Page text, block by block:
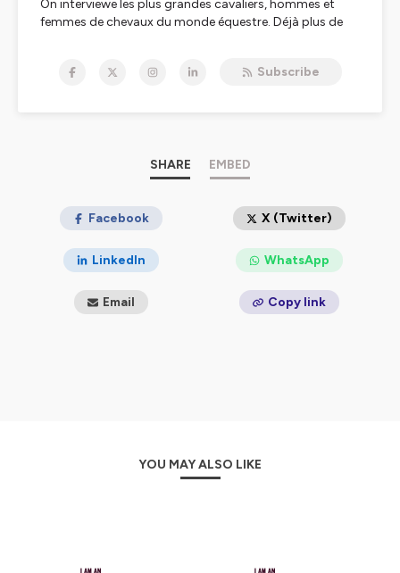
On interviewe les plus grandes cavaliers, hommes et
femmes de chevaux du monde équestre. Déjà plus de
Ce podcast est produit par Éclat, agence de
Hébergé par Ausha. Visitez
ausha.co/politique-de-
pour plus d'informations.
Subscribe
SHARE EMBED
Facebook X (Twitter)
LinkedIn WhatsApp
Email Copy link
YOU MAY ALSO LIKE